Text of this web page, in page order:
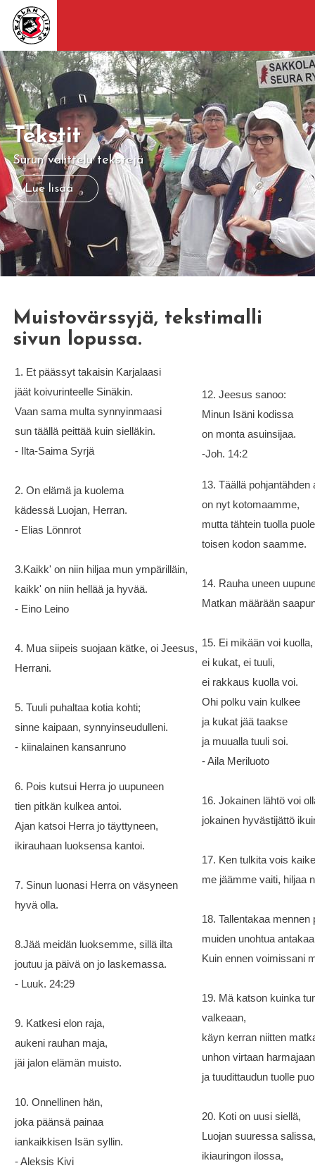
Tekstit
Surun valittelu tekstejä
Lue lisää
Muistovärssyjä, tekstimalli
sivun lopussa.
1. Et päässyt takaisin Karjalaasi
jäät koivurinteelle Sinäkin.
Vaan sama multa synnyinmaasi
sun täällä peittää kuin sielläkin.
- Ilta-Saima Syrjä
2. On elämä ja kuolema
kädessä Luojan, Herran.
- Elias Lönnrot
3.Kaikk' on niin hiljaa mun ympärilläin,
kaikk' on niin hellää ja hyvää.
- Eino Leino
4. Mua siipeis suojaan kätke, oi Jeesus,
Herrani.
5. Tuuli puhaltaa kotia kohti;
sinne kaipaan, synnyinseudulleni.
- kiinalainen kansanruno
6. Pois kutsui Herra jo uupuneen
tien pitkän kulkea antoi.
Ajan katsoi Herra jo täyttyneen,
ikirauhaan luoksensa kantoi.
7. Sinun luonasi Herra on väsyneen
hyvä olla.
8.Jää meidän luoksemme, sillä ilta
joutuu ja päivä on jo laskemassa.
- Luuk. 24:29
9. Katkesi elon raja,
aukeni rauhan maja,
jäi jalon elämän muisto.
10. Onnellinen hän,
joka päänsä painaa
iankaikkisen Isän syllin.
- Aleksis Kivi
12. Jeesus sanoo:
Minun Isäni kodissa
on monta asuinsijaa.
-Joh. 14:2
13. Täällä pohjantähden
on nyt kotomaamme,
mutta tähtein tuolla
toisen kodon saamme.
14. Rauha uneen
Matkan määrään
15. Ei mikään voi kuolla,
ei kukat, ei tuuli,
ei rakkaus kuolla voi.
Ohi polku vain kulkee
ja kukat jää taakse
ja muualla tuuli soi.
- Aila Meriluoto
16. Jokainen lähtö voi
jokainen hyvästijättö
17. Ken tulkita vois
me jäämme vaiti, hiljaa
18. Tallentakaa mennen
muiden unohtua
Kuin ennen voimissani
19. Mä katson kuinka
valkeaan,
käyn kerran niitten
unhon virtaan harmajaan
ja tuudittaudun tuolle
20. Koti on uusi siellä,
Luojan suuressa salissa,
ikiauringon ilossa,